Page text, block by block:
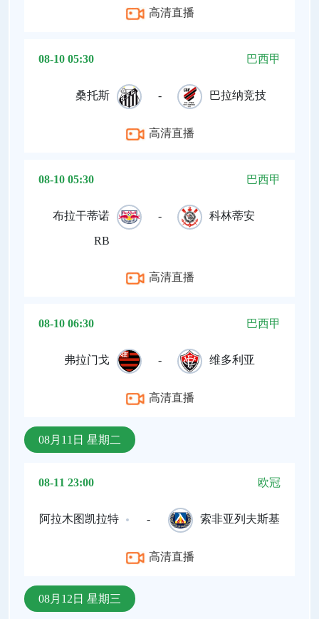
高清直播
08-10 05:30 巴西甲
桑托斯 - 巴拉纳竞技
高清直播
08-10 05:30 巴西甲
布拉干蒂诺
RB
- 科林蒂安
高清直播
08-10 06:30 巴西甲
弗拉门戈 - 维多利亚
高清直播
08月11日 星期二
08-11 23:00 欧冠
阿拉木图凯拉特 - 索非亚列夫斯基
高清直播
08月12日 星期三